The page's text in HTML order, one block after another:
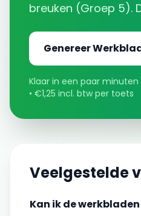
breuken (Groep 5).
Genereer
Klaar in een paar minuten
• €1,25 incl. btw per toets
Veelgestelde
Kan ik dewerkbladen